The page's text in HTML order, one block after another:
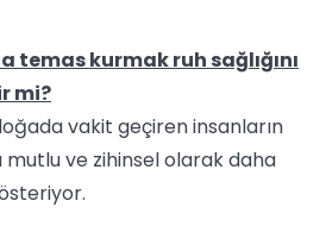
temas kurmak ruh sağlığını
mi?
vakit geçiren insanların
ve zihinsel olarak daha